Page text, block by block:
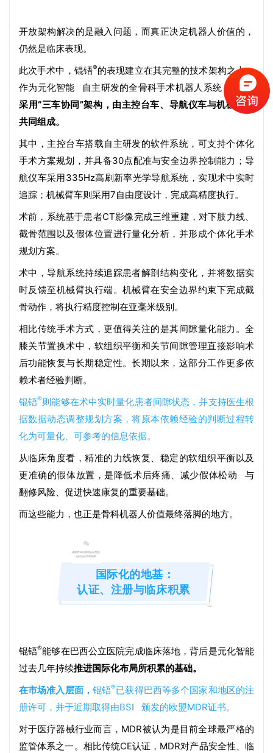
开放架构解决的是融入问题，而真正决定机器人价值的，
仍然是临床表现。
此次手术中，锟铻®的表现建立在其完整的技术架构之上。
作为元化智能 自主研发的全骨科手术机器人系统， 锟铻®
采用“三车协同”架构，由主控台车、导航仪车与机械臂车
共同组成。
其中，主控台车搭载自主研发的软件系统，可支持个体化
手术方案规划，并具备30点配准与安全边界控制能力；导
航仪车采用335Hz高刷新率光学导航系统，实现术中实时
追踪；机械臂车则采用7自由度设计，完成高精度执行。
术前，系统基于患者CT影像完成三维重建，对下肢力线、
截骨范围以及假体位置进行量化分析，并形成个体化手术
规划方案。
术中，导航系统持续追踪患者解剖结构变化，并将数据实
时反馈至机械臂执行端。机械臂在安全边界约束下完成截
骨动作，将执行精度控制在亚毫米级别。
相比传统手术方式，更值得关注的是其间隙量化能力。全
膝关节置换术中，软组织平衡和关节间隙管理直接影响术
后功能恢复与长期稳定性。长期以来，这部分工作更多依
赖术者经验判断。
锟铻®则能够在术中实时量化患者间隙状态，并支持医生根
据数据动态调整规划方案，将原本依赖经验的判断过程转
化为可量化、可参考的信息依据。
从临床角度看，精准的力线恢复、稳定的软组织平衡以及
更准确的假体放置，是降低术后疼痛、减少假体松动
与
翻修风险、促进快速康复的重要基础。
而这些能力，也正是骨科机器人价值最终落脚的地方。
国际化的地基：
认证、注册与临床积累
锟铻®能够在巴西公立医院完成临床落地 ，背后是元化智能
过去几年持续推进国际化布局所积累的基础。
在市场准入层面， 锟铻®已获得巴西等多个国家和地区的注
册许可，并于近期取得由BSI
颁发的欧盟MDR证书。
对于医疗器械行业而言，MDR被认为是目前全球最严格的
监管体系之一。相比传统CE认证，MDR对产品安全性、临